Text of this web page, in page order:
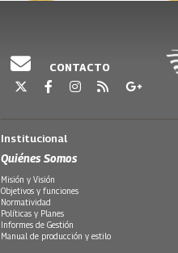
CONTACTO
Institucional
Quiénes Somos
Misión y Visión
Objetivos y funciones
Normatividad
Políticas y Planes
Informes de Gestión
Manual de producción y estilo